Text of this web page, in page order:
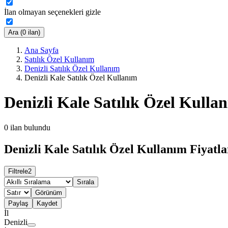
İlan olmayan seçenekleri gizle
Ara (0 ilan)
Ana Sayfa
Satılık Özel Kullanım
Denizli Satılık Özel Kullanım
Denizli Kale Satılık Özel Kullanım
Denizli Kale Satılık Özel
0 ilan bulundu
Denizli Kale Satılık Özel Kullanım
Filtrele2
Sırala
Görünüm
Paylaş
Kaydet
İl
Denizli